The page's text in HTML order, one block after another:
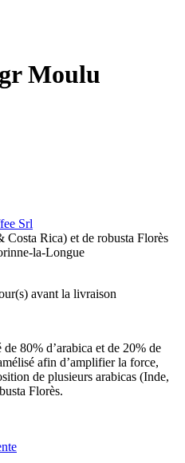
Moulu
Srl
Rica) et de robusta Florès
la-Longue
avant la livraison
80% d’arabica et de 20% de
afin d’amplifier la force,
de plusieurs arabicas (Inde,
Florès.